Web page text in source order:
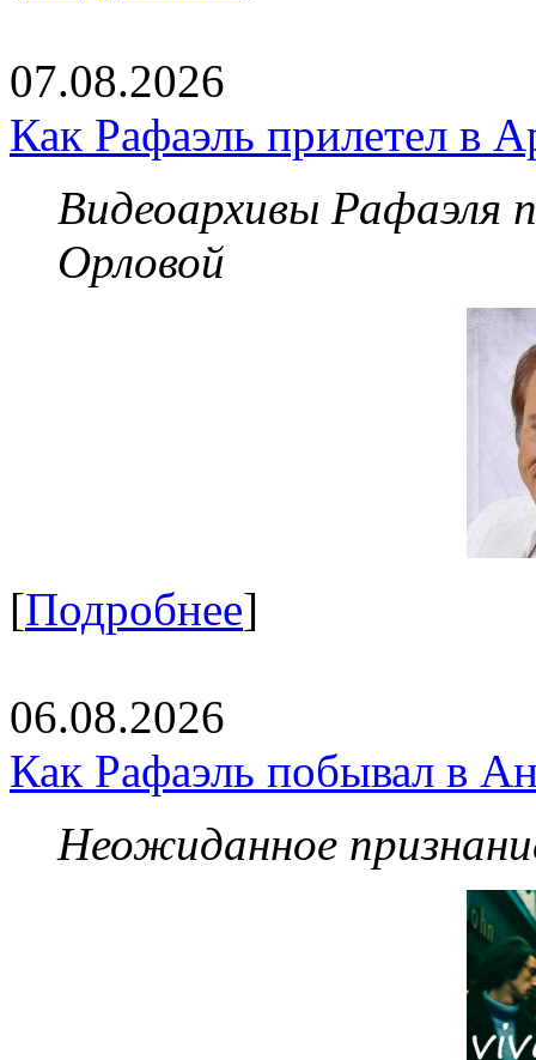
07.08.2026
Как Рафаэль прилетел в
Видеоархивы Рафаэля
Орловой
[Подробнее]
06.08.2026
Как Рафаэль побывал в
Неожиданное